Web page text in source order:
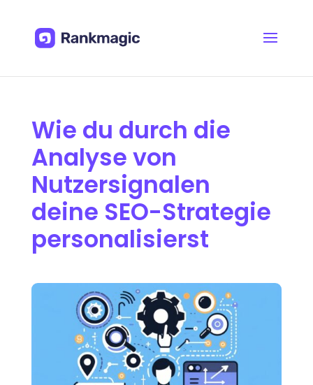
Wie du durch die
Analyse von
Nutzersignalen
deine SEO-Strategie
personalisierst